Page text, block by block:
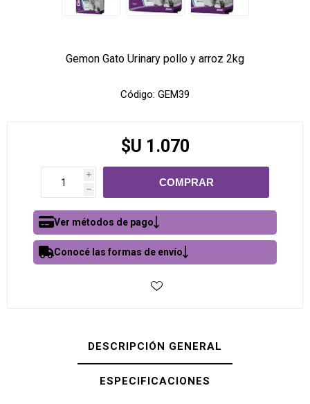
Gemon Gato Urinary pollo y arroz 2kg
Código: GEM39
$U 1.070
i
h
Ver métodos de pago
Conocé las formas de envío
DESCRIPCIÓN GENERAL
ESPECIFICACIONES